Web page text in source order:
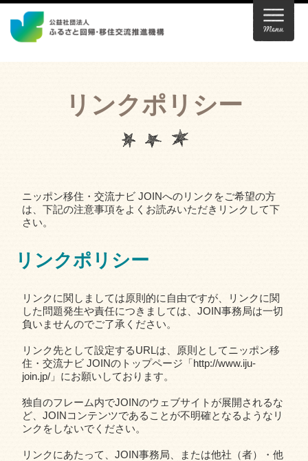
リンクポリシー
ニッポン移住・交流ナビ JOINへのリンクをご希望の方
は、下記の注意事項をよくお読みいただきリンクして下
さい。
リンクポリシー
リンクに関しましては原則的に自由ですが、リンクに関
した問題発生や責任につきましては、JOIN事務局は一切
負いませんのでご了承ください。
リンク先として設定するURLは、原則としてニッポン移
住・交流ナビ JOINのトップページ「http://www.iju-
join.jp/」にお願いしております。
独自のフレーム内でJOINのウェブサイトが展開されるな
ど、JOINコンテンツであることが不明確となるようなリ
ンクをしないでください。
リンクにあたって、JOIN事務局、または他社（者）・他